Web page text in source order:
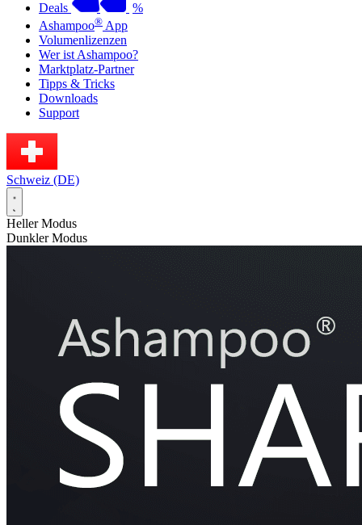
Deals
%
Ashampoo® App
Volumenlizenzen
Wer ist Ashampoo?
Marktplatz-Partner
Tipps & Tricks
Downloads
Support
Schweiz (DE)
Heller Modus
Dunkler Modus